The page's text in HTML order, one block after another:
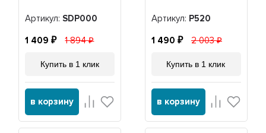
Артикул:SDР000
1 409 1 894
Купить в 1 клик
в корзину
Артикул: Р520
1 490 2 003
Купить в 1 клик
в корзину